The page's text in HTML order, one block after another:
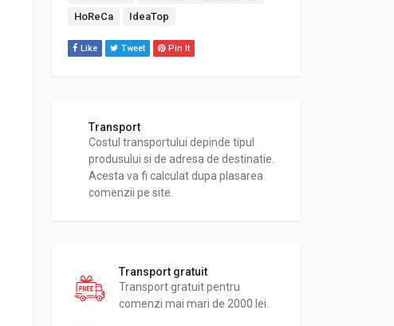
HoReCa
IdeaTop
Like Tweet Pin It
Transport
Costul transportului depinde tipul
produsului si de adresa de destinatie.
Acesta va fi calculat dupa plasarea
comenzii pe site.
Transport gratuit
Transport gratuit pentru
comenzi mai mari de 2000 lei.